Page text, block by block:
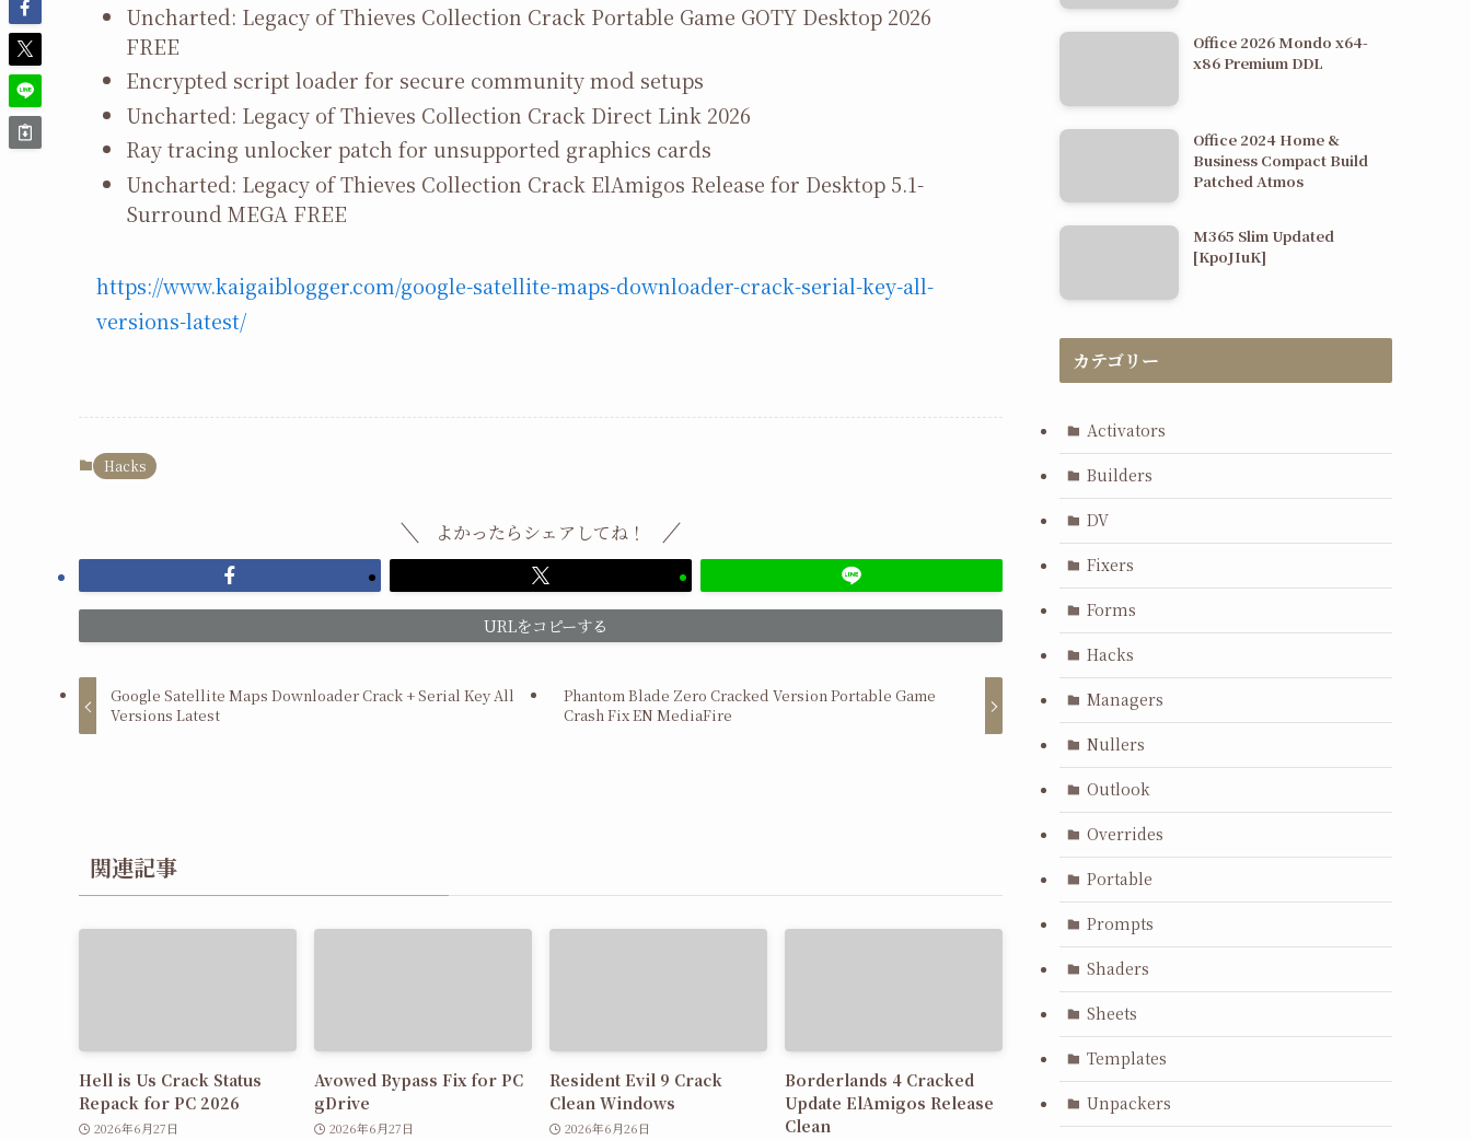
Uncharted: Legacy of Thieves Collection Crack Portable Game GOTY Desktop 2026
FREE
Encrypted script loader for secure community mod setups
Uncharted: Legacy of Thieves Collection Crack Direct Link 2026
Ray tracing unlocker patch for unsupported graphics cards
Uncharted: Legacy of Thieves Collection Crack ElAmigos Release for Desktop 5.1-
Surround MEGA FREE
https://www.kaigaiblogger.com/google-satellite-maps-downloader-crack-serial-key-all-
versions-latest/
Hacks
よかったらシェアしてね！
URLをコピーする
Google Satellite Maps Downloader Crack + Serial Key All
Versions Latest
Phantom Blade Zero Cracked Version Portable Game
Crash Fix EN MediaFire
関連記事
Hell is Us Crack Status
Repack for PC 2026
2026年6月27日
Avowed Bypass Fix for PC
gDrive
2026年6月27日
Resident Evil 9 Crack
Clean Windows
2026年6月26日
Borderlands 4 Cracked
Update ElAmigos Release
Clean
Office 2026 Mondo x64-
x86 Premium DDL
Office 2024 Home &
Business Compact Build
Patched Atmos
M365 Slim Updated
[KpoJIuK]
カテゴリー
Activators
Builders
DV
Fixers
Forms
Hacks
Managers
Nullers
Outlook
Overrides
Portable
Prompts
Shaders
Sheets
Templates
Unpackers